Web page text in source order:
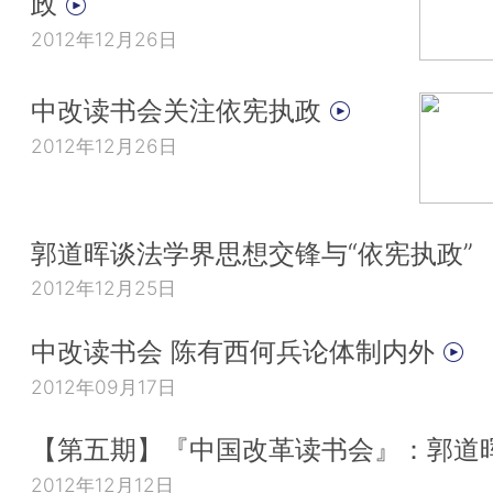
2012年12月26日
中改读书会关注依宪执政
2012年12月26日
郭道晖谈法学界思想交锋与“依宪执政”
2012年12月25日
中改读书会 陈有西何兵论体制内外
2012年09月17日
【第五期】『中国改革读书会』：郭道
2012年12月12日